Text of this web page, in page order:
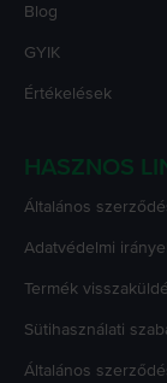
Blog
GYIK
Értékelések
HASZNOS
Általános
Adatvédelmi
Termék
Sütihasználati
Általános